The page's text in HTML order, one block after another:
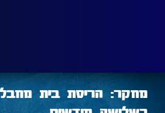
מחקר: הריסת בית